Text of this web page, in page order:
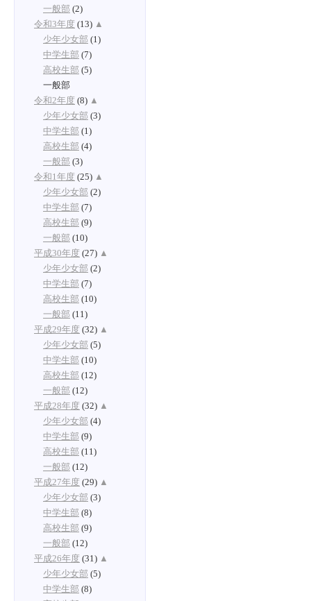
一般部 (2)
令和3年度 (13) ▲
少年少女部 (1)
中学生部 (7)
高校生部 (5)
一般部
令和2年度 (8) ▲
少年少女部 (3)
中学生部 (1)
高校生部 (4)
一般部 (3)
令和1年度 (25) ▲
少年少女部 (2)
中学生部 (7)
高校生部 (9)
一般部 (10)
平成30年度 (27) ▲
少年少女部 (2)
中学生部 (7)
高校生部 (10)
一般部 (11)
平成29年度 (32) ▲
少年少女部 (5)
中学生部 (10)
高校生部 (12)
一般部 (12)
平成28年度 (32) ▲
少年少女部 (4)
中学生部 (9)
高校生部 (11)
一般部 (12)
平成27年度 (29) ▲
少年少女部 (3)
中学生部 (8)
高校生部 (9)
一般部 (12)
平成26年度 (31) ▲
少年少女部 (5)
中学生部 (8)